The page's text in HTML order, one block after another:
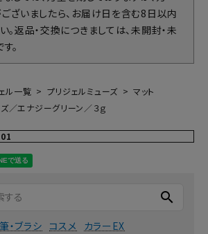
ざいましたら、お届け日を含む8日以内
。返品・交換につきましては、未開封・未
。
ル一覧 プリジェルミューズ
マット
／エナジーグリーン／３ｇ
search
筆・ブラシ コスメ カラーEX